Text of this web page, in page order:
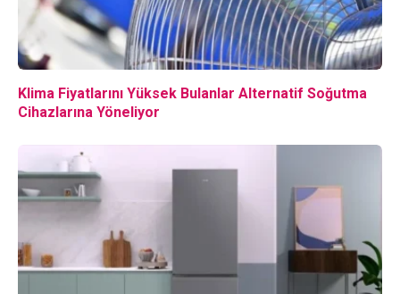
Klima Fiyatlarını Yüksek Bulanlar Alternatif Soğutma
Cihazlarına Yöneliyor